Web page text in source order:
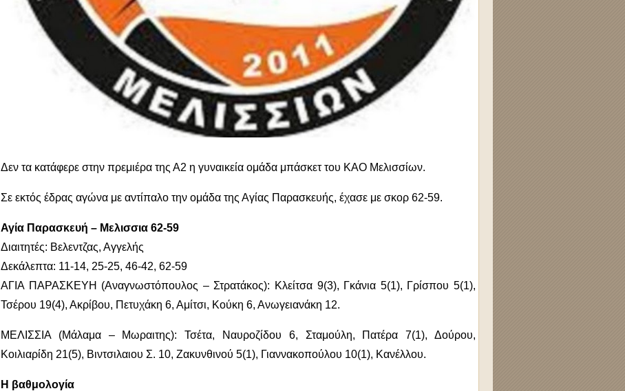
Δεν τα κατάφερε στην πρεμιέρα της Α2 η γυναικεία ομάδα μπάσκετ του ΚΑΟ Μελισσίων.
Σε εκτός έδρας αγώνα με αντίπαλο την ομάδα της Αγίας Παρασκευής, έχασε με σκορ 62-59.
Αγία Παρασκευή – Μελισσια 62-59
Διαιτητές: Βελεντζας, Αγγελής
Δεκάλεπτα: 11-14, 25-25, 46-42, 62-59
ΑΓΙΑ ΠΑΡΑΣΚΕΥΗ (Αναγνωστόπουλος – Στρατάκος): Κλείτσα 9(3), Γκάνια 5(1), Γρίσπου 5(1),
Τσέρου 19(4), Ακρίβου, Πετυχάκη 6, Αμίτσι, Κούκη 6, Ανωγειανάκη 12.
ΜΕΛΙΣΣΙΑ (Μάλαμα – Μωραιτης): Τσέτα, Ναυροζίδου 6, Σταμούλη, Πατέρα 7(1), Δούρου,
Κοιλιαρίδη 21(5), Βιντσιλαιου Σ. 10, Ζακυνθινού 5(1), Γιαννακοπούλου 10(1), Κανέλλου.
Η βαθμολογία